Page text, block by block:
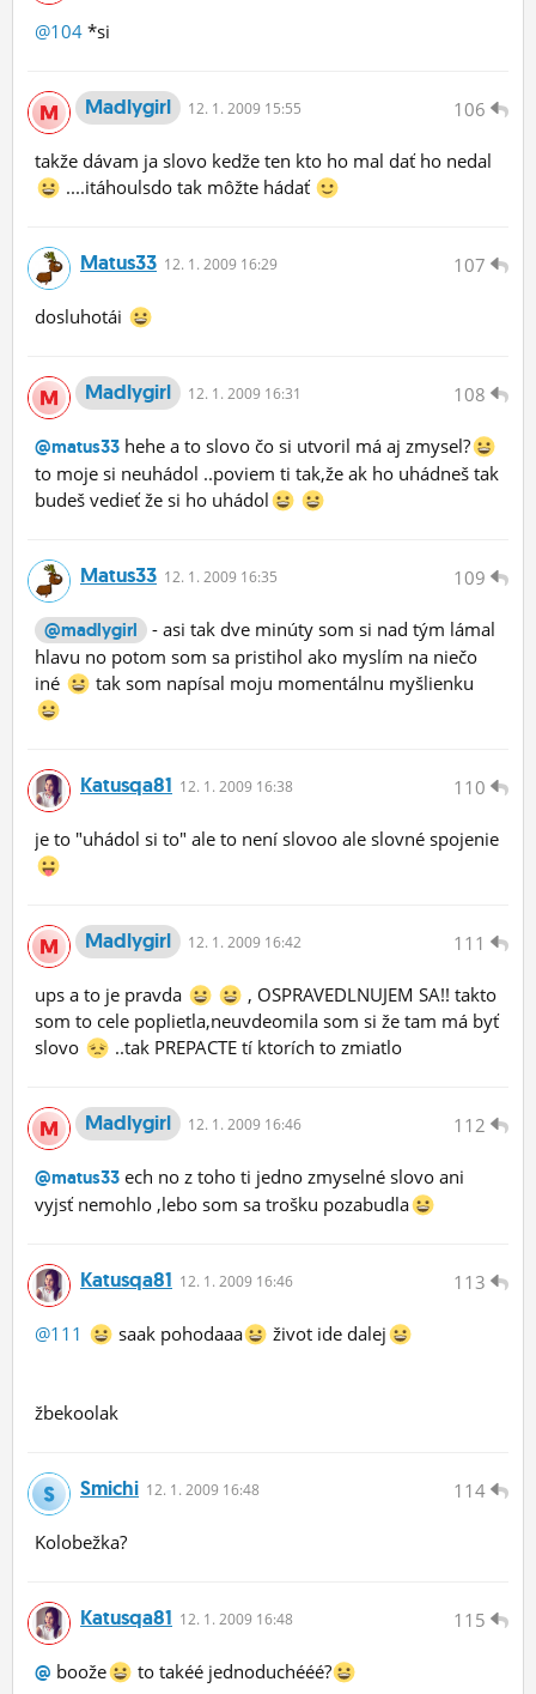
@104 *si
106
Madlygirl 12. 1. 2009 15:55
takže dávam ja slovo kedže ten kto ho mal dať ho nedal
....itáhoulsdo tak môžte hádať
107
Matus33 12. 1. 2009 16:29
dosluhotái
108
Madlygirl 12. 1. 2009 16:31
@matus33 hehe a to slovo čo si utvoril má aj zmysel?
to moje si neuhádol ..poviem ti tak,že ak ho uhádneš tak
budeš vedieť že si ho uhádol
109
Matus33 12. 1. 2009 16:35
@madlygirl
- asi tak dve minúty som si nad tým lámal
hlavu no potom som sa pristihol ako myslím na niečo
iné
tak som napísal moju momentálnu myšlienku
110
Katusqa81 12. 1. 2009 16:38
je to "uhádol si to" ale to není slovoo ale slovné spojenie
111
Madlygirl 12. 1. 2009 16:42
ups a to je pravda
, OSPRAVEDLNUJEM SA!! takto
som to cele poplietla,neuvdeomila som si že tam má byť
slovo
..tak PREPACTE tí ktorích to zmiatlo
112
Madlygirl 12. 1. 2009 16:46
@matus33 ech no z toho ti jedno zmyselné slovo ani
vyjsť nemohlo ,lebo som sa trošku pozabudla
113
Katusqa81 12. 1. 2009 16:46
@111 saak pohodaaa život ide dalej
žbekoolak
114
Smichi 12. 1. 2009 16:48
Kolobežka?
115
Katusqa81 12. 1. 2009 16:48
@ boože to takéé jednoduchééé?